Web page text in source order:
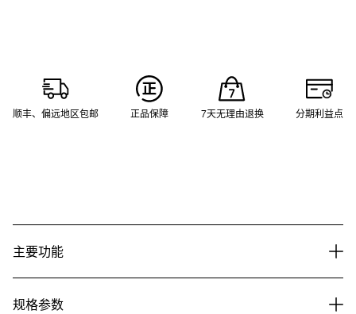
顺丰、偏远地区包邮 正品保障 7天无理由退换 分期利益点
主要功能
规格参数